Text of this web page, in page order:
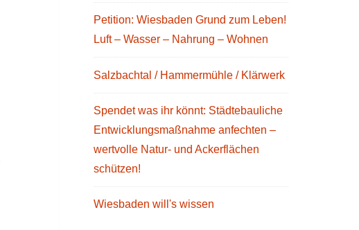
Petition: Wiesbaden Grund zum Leben!
Luft – Wasser – Nahrung – Wohnen
Salzbachtal / Hammermühle / Klärwerk
Spendet was ihr könnt: Städtebauliche
Entwicklungsmaßnahme anfechten –
wertvolle Natur- und Ackerflächen
schützen!
Wiesbaden will's wissen